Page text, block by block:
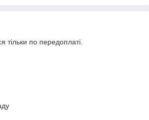
тільки по передоплаті.